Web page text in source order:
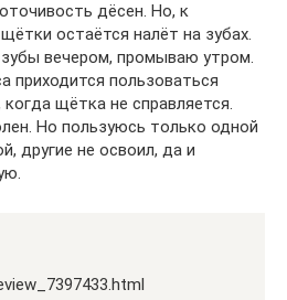
дёсен. Но, к
остаётся налёт на зубах.
вечером, промываю утром.
приходится пользоваться
щётка не справляется.
Но пользуюсь только одной
другие не освоил, да и